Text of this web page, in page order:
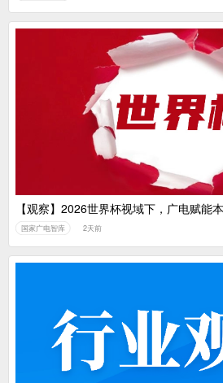
【观察】2026世界杯视域下，广电赋能
国家广电智库 2天前